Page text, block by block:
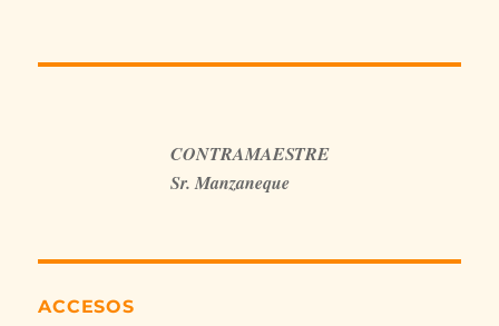
CONTRAMAESTRE
Sr. Manzaneque
ACCESOS